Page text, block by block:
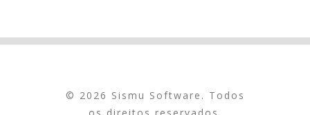
© 2026 Sismu Software. Todos